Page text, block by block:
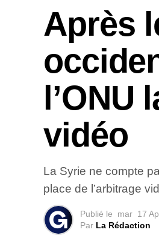
Après
l’ONU
vidéo
La Syrie ne compte
place de l’arbitrage
Publié le mar 17
Par La Rédaction